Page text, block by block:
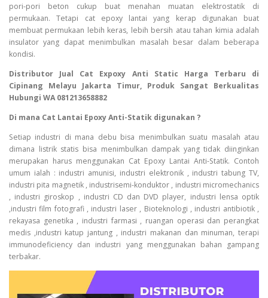
pori-pori beton cukup buat menahan muatan elektrostatik di
permukaan. Tetapi cat epoxy lantai yang kerap digunakan buat
membuat permukaan lebih keras, lebih bersih atau tahan kimia adalah
insulator yang dapat menimbulkan masalah besar dalam beberapa
kondisi.
Distributor Jual Cat Expoxy Anti Static Harga Terbaru di
Cipinang Melayu Jakarta Timur, Produk Sangat Berkualitas
Hubungi WA 081213658882
Di mana Cat Lantai Epoxy Anti-Statik digunakan ?
Setiap industri di mana debu bisa menimbulkan suatu masalah atau
dimana listrik statis bisa menimbulkan dampak yang tidak diinginkan
merupakan harus menggunakan Cat Epoxy Lantai Anti-Statik. Contoh
umum ialah : industri amunisi, industri elektronik , industri tabung TV,
industri pita magnetik , industrisemi-konduktor , industri micromechanics
, industri giroskop , industri CD dan DVD player, industri lensa optik
,industri film fotografi , industri laser , Bioteknologi , industri antibiotik ,
rekayasa genetika , industri farmasi , ruangan operasi dan perangkat
medis ,industri katup jantung , industri makanan dan minuman, terapi
immunodeficiency dan industri yang menggunakan bahan gampang
terbakar.